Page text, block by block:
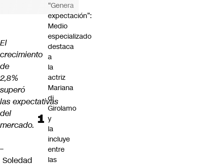
El
crecimiento
de
2,8%
superó
las expectativas
del
mercado.
–
Soledad
“Genera
expectación”:
Medio
especializado
destaca
a
la
actriz
Mariana
di
Girolamo
y
la
incluye
entre
las